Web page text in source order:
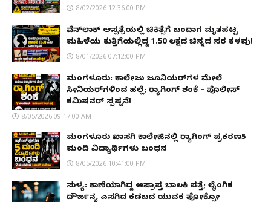
8/02/2026 12:36:00 PM
ವೆನ್‌ಲಾಕ್ ಆಸ್ಪತ್ರೆಯಲ್ಲಿ ಚಿಕಿತ್ಸೆಗೆ ಬಂದಾಗ ಮೃತಪಟ್ಟ
ಮಹಿಳೆಯ ಕುತ್ತಿಗೆಯಲ್ಲಿದ್ದ ₹1.50 ಲಕ್ಷದ ಚಿನ್ನದ ಸರ ಕಳವು!
8/01/2026 07:12:00 PM
ಮಂಗಳೂರು: ಕಾಲೇಜು ಜೂನಿಯರ್‌ಗಳ ಮೇಲೆ
ಸೀನಿಯರ್‌ಗಳಿಂದ ಹಲ್ಲೆ; ರ‌್ಯಾಗಿಂಗ್ ಶಂಕೆ – ಪೊಲೀಸ್
ಕಮಿಷನರ್ ಸ್ಪಷ್ಟನೆ!
8/05/2026 09:17:00 AM
ಮಂಗಳೂರು ಖಾಸಗಿ ಕಾಲೇಜಿನಲ್ಲಿ ರ‌್ಯಾಗಿಂಗ್ ಪ್ರಕರಣ5
ಮಂದಿ ವಿದ್ಯಾರ್ಥಿಗಳು ಬಂಧನ
8/05/2026 10:41:00 PM
ಸುಳ್ಯ: ಕಾಣೆಯಾಗಿದ್ದ ಅಪ್ರಾಪ್ತ ಬಾಲಕಿ ಪತ್ತೆ; ಲೈಂಗಿಕ
ದೌರ್ಜನ್ಯ ಎಸಗಿದ ಕಡಬದ ಯುವಕ ಪೋಕ್ಸೋ